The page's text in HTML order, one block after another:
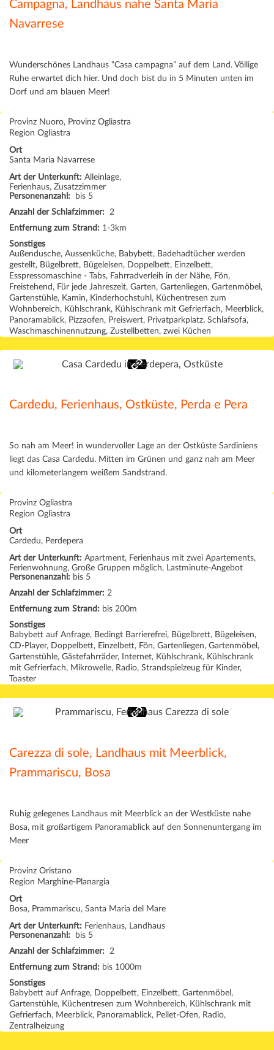
Campagna, Landhaus nahe Santa Maria
Navarrese
Wunderschönes Landhaus “Casa campagna” auf dem Land. Völlige
Ruhe erwartet dich hier. Und doch bist du in 5 Minuten unten im
Dorf und am blauen Meer!
Provinz Nuoro, Provinz Ogliastra
Region Ogliastra
Ort
Santa Maria Navarrese
Art der Unterkunft: Alleinlage,
Ferienhaus, Zusatzzimmer
Personenanzahl:
bis 5
Anzahl der Schlafzimmer:
2
Entfernung zum Strand: 1-3km
Sonstiges
Außendusche, Aussenküche, Babybett, Badehadtücher werden
gestellt, Bügelbrett, Bügeleisen, Doppelbett, Einzelbett,
Esspressomaschine - Tabs, Fahrradverleih in der Nähe, Fön,
Freistehend, Für jede Jahreszeit, Garten, Gartenliegen, Gartenmöbel,
Gartenstühle, Kamin, Kinderhochstuhl, Küchentresen zum
Wohnbereich, Kühlschrank, Kühlschrank mit Gefrierfach, Meerblick,
Panoramablick, Pizzaofen, Preiswert, Privatparkplatz, Schlafsofa,
Waschmaschinennutzung, Zustellbetten, zwei Küchen
Cardedu, Ferienhaus, Ostküste, Perda e Pera
So nah am Meer! in wundervoller Lage an der Ostküste Sardiniens
liegt das Casa Cardedu. Mitten im Grünen und ganz nah am Meer
und kilometerlangem weißem Sandstrand.
Provinz Ogliastra
Region Ogliastra
Ort
Cardedu, Perdepera
Art der Unterkunft: Apartment, Ferienhaus mit zwei Apartements,
Ferienwohnung, Große Gruppen möglich, Lastminute-Angebot
Personenanzahl: bis 5
Anzahl der Schlafzimmer: 2
Entfernung zum Strand: bis 200m
Sonstiges
Babybett auf Anfrage, Bedingt Barrierefrei, Bügelbrett, Bügeleisen,
CD-Player, Doppelbett, Einzelbett, Fön, Gartenliegen, Gartenmöbel,
Gartenstühle, Gästefahrräder, Internet, Kühlschrank, Kühlschrank
mit Gefrierfach, Mikrowelle, Radio, Strandspielzeug für Kinder,
Toaster
Carezza di sole, Landhaus mit Meerblick,
Prammariscu, Bosa
Ruhig gelegenes Landhaus mit Meerblick an der Westküste nahe
Bosa, mit großartigem Panoramablick auf den Sonnenuntergang im
Meer
Provinz Oristano
Region Marghine-Planargia
Ort
Bosa, Prammariscu, Santa Maria del Mare
Art der Unterkunft: Ferienhaus, Landhaus
Personenanzahl:
bis 5
Anzahl der Schlafzimmer:
2
Entfernung zum Strand: bis 1000m
Sonstiges
Babybett auf Anfrage, Doppelbett, Einzelbett, Gartenmöbel,
Gartenstühle, Küchentresen zum Wohnbereich, Kühlschrank mit
Gefrierfach, Meerblick, Panoramablick, Pellet-Ofen, Radio,
Zentralheizung